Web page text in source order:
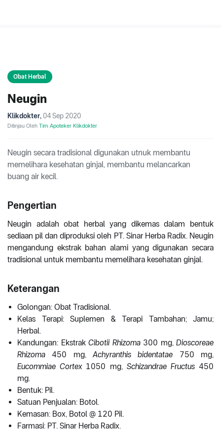
Obat Herbal
Neugin
Klikdokter, 04 Sep 2020
Ditinjau Oleh Tim Apoteker Klikdokter
Neugin secara tradisional digunakan utnuk membantu
memelihara kesehatan ginjal, membantu melancarkan
buang air kecil.
Pengertian
Neugin adalah obat herbal yang dikemas dalam bentuk
sediaan pil dan diproduksi oleh PT. Sinar Herba Radix. Neugin
mengandung ekstrak bahan alami yang digunakan secara
tradisional untuk membantu memelihara kesehatan ginjal.
Keterangan
Golongan: Obat Tradisional.
Kelas Terapi: Suplemen & Terapi Tambahan; Jamu;
Herbal.
Kandungan: Ekstrak Cibotii Rhizoma300 mg, Dioscoreae
Rhizoma 450 mg, Achyranthis bidentatae 750 mg,
Eucommiae Cortex1050 mg, Schizandrae Fructus450
mg.
Bentuk: Pil.
Satuan Penjualan: Botol.
Kemasan: Box, Botol @ 120 Pil.
Farmasi: PT. Sinar Herba Radix.